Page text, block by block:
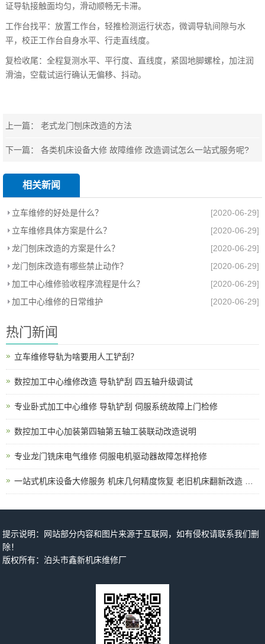
证导轨接触面均匀，滑动顺畅无卡滞。
工作台找平：放置工作台，轻推检测运行状态，微调导轨间隙与水
平，校正工作台自身水平、行走直线度。
复检收尾：全程复测水平、平行度、直线度，紧固地脚螺栓，加注润
滑油，空载试运行确认无偏移、抖动。
上一篇：老式龙门刨床改造的方法
下一篇：各类机床设备大修 故障维修 改造调试怎么一站式服务呢?
相关新闻
立车维修的好处是什么？
[2020-06-29]
立车维修具体方案是什么？
[2020-06-29]
龙门刨床改造的方案是什么？
[2020-06-29]
龙门刨床改造有哪些禁止动作？
[2020-06-29]
加工中心维修验收程序流程是什么？
[2020-06-29]
加工中心维修的日常维护
[2020-06-29]
热门新闻
立车维修导轨为啥要用人工铲刮？
数控加工中心维修改造 导轨铲刮 四五轴升级调试
专业卧式加工中心维修 导轨铲刮 伺服系统故障上门检修
数控加工中心加装第四轴第五轴工装联动改造说明
专业龙门铣床电气维修 伺服电机驱动器故障怎样抢修
提示说明：网站部分内容和图片来源于互联网，如有侵权请联系我们删
除！
版权所有：泊头市鑫新机床维修厂